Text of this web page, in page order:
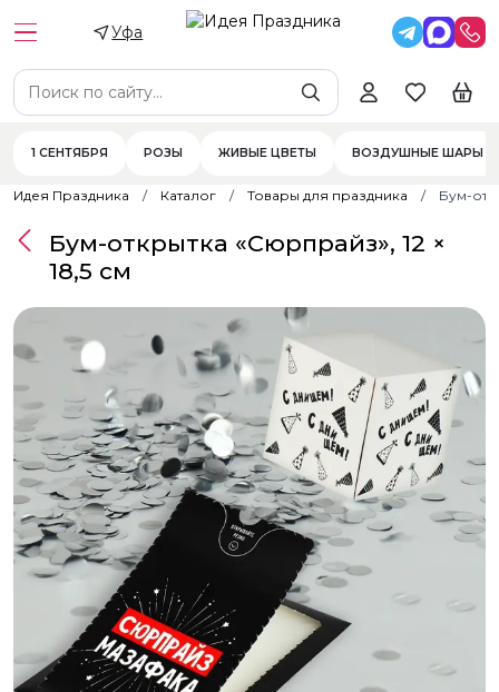
Уфа
1 СЕНТЯБРЯ РОЗЫ ЖИВЫЕ ЦВЕТЫ ВОЗДУШНЫЕ ШАРЫ
Идея Праздника Каталог Товары для праздника Бум-
Бум-открытка «Сюрпрайз», 12 ×
18,5 см